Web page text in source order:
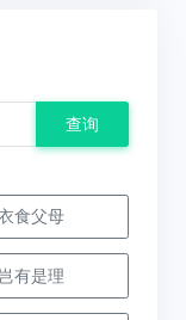
查询
食父母
岂有是理